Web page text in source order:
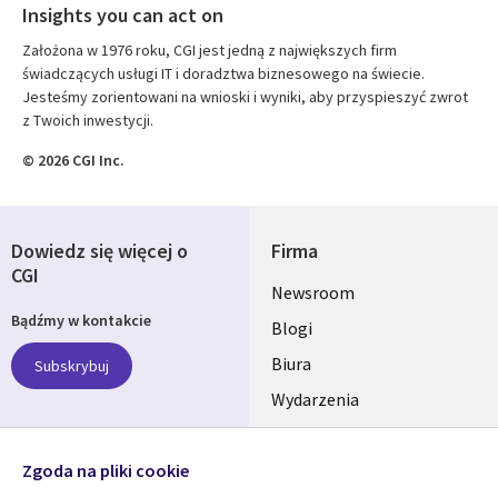
Insights you can act on
Założona w 1976 roku, CGI jest jedną z największych firm
świadczących usługi IT i doradztwa biznesowego na świecie.
Jesteśmy zorientowani na wnioski i wyniki, aby przyspieszyć zwrot
z Twoich inwestycji.
© 2026 CGI Inc.
Firma
Useful
links
SECTIONS
POLSKA
Newsroom
Blogi
Biura
Wydarzenia
Dowiedz się więcej o
CGI
Bądźmy w kontakcie
Subskrybuj
Zgoda na pliki cookie